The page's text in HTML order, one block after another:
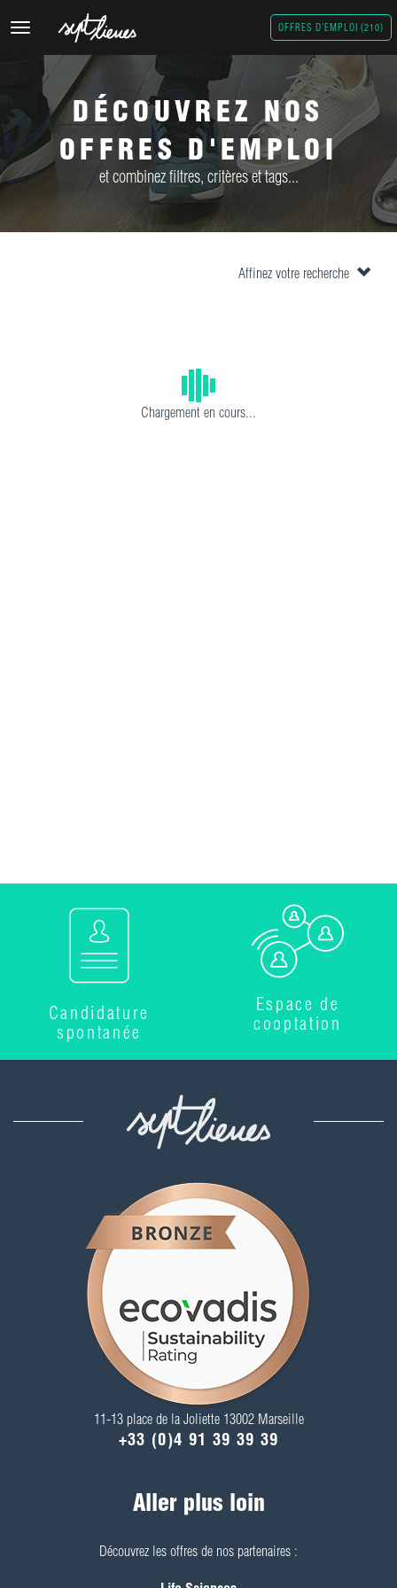
DÉCOUVREZ NOS
OFFRES D'EMPLOI
et combinez filtres, critères et tags...
Toggle
OFFRES D'EMPLOI (210)
Chargement en cours...
Candidature
spontanée
Espace de
cooptation
11-13 place de la Joliette 13002 Marseille
+33 (0)4 91 39 39 39
Aller plus loin
Découvrez les offres de nos partenaires :